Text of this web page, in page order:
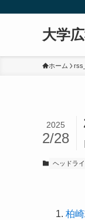
大学
ホーム
2025
2/28
ヘッドラ
柏